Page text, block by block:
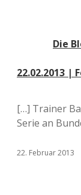
Die
22.02.2013 |
[…] Trainer
Serie an
22. Februar 2013